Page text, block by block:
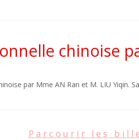
chinoise
par Mme AN Ran et M. LIU Yiqin.
Parcourir les